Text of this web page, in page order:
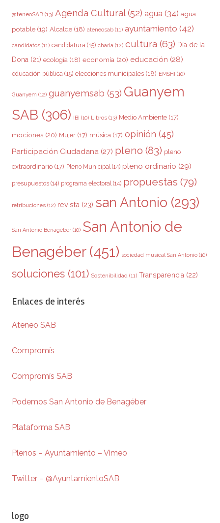
@teneoSAB (13) Agenda Cultural(52) agua (34) agua
potable (19) Alcalde (18) ateneosab (11) ayuntamiento (42)
candidatos (11) candidatura (15) charla (12) cultura (63) Día de la
Dona (21) ecología (18) economía (20) educación (28)
educación pública (15) elecciones municipales (18) EMSHI (10)
Guanyem (12) guanyemsab (53) Guanyem
SAB (306) IBI (10) Libros (13) Medio Ambiente (17)
mociones (20) Mujer (17) música (17) opinión (45)
Participación Ciudadana (27) pleno (83) pleno
extraordinario (17) Pleno Municipal(14) pleno ordinario (29)
presupuestos (14) programa electoral(14) propuestas (79)
retribuciones (12) revista (23) san Antonio (293)
San Antonio Benagéber (10) San Antonio de
Benagéber(451) sociedad musical San Antonio (10)
soluciones (101) Sostenibilidad (11) Transparencia (22)
Enlaces de interés
Ateneo SAB
Compromís
Compromís SAB
Podemos San Antonio de Benagéber
Plataforma SAB
Plenos – Ayuntamiento – Vimeo
Twitter – @AyuntamientoSAB
logo